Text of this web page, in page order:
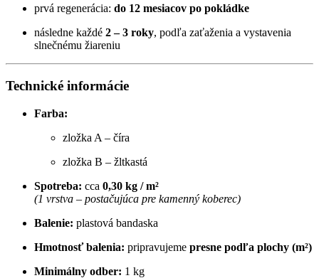
prvá regenerácia: do 12 mesiacov po pokládke
následne každé 2 – 3 roky, podľa zaťaženia a vystavenia
slnečnému žiareniu
Technické informácie
Farba:
zložka A – číra
zložka B – žltkastá
Spotreba: cca 0,30 kg / m²
(1 vrstva – postačujúca pre kamenný koberec)
Balenie: plastová bandaska
Hmotnosť balenia: pripravujeme presne podľa plochy (m²)
Minimálny odber: 1 kg